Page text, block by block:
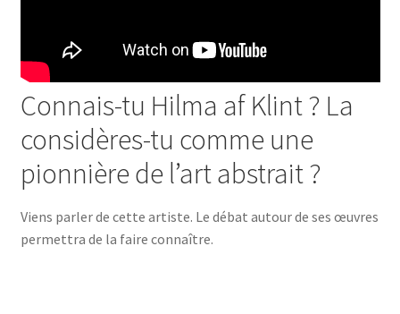
Connais-tu Hilma af Klint ? La
considères-tu comme une
pionnière de l’art abstrait ?
Viens parler de cette artiste. Le débat autour de ses œuvres
permettra de la faire connaître.